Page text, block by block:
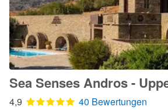
Sea Senses Andros -
4,9
40 Bewertungen